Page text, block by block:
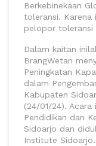
Berkebinekaan
toleransi. Karena
pelopor toleransi
Dalam kaitan
BrangWetan
Peningkatan
dalam
Kabupaten
(24/01/24). Acara
Pendidikan dan
Sidoarjo dan
Institute Sidoarjo.